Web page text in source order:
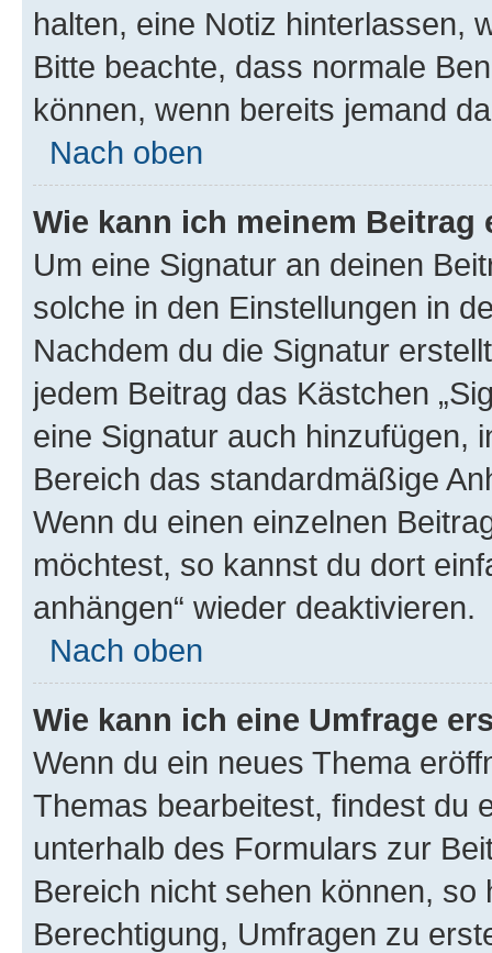
halten, eine Notiz hinterlassen,
Bitte beachte, dass normale
können, wenn bereits jemand
Nach oben
Wie kann ich meinem
Um eine Signatur an deinen
solche in den Einstellungen in
Nachdem du die Signatur
jedem Beitrag das Kästchen
eine Signatur auch hinzufügen,
Bereich das standardmäßige
Wenn du einen einzelnen
möchtest, so kannst du dort
anhängen“ wieder deaktivieren.
Nach oben
Wie kann ich eine Umfrage
Wenn du ein neues Thema
Themas bearbeitest, findest du
unterhalb des Formulars zur
Bereich nicht sehen können,
Berechtigung, Umfragen zu